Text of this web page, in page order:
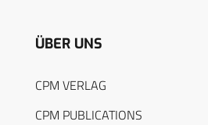
ÜBER UNS
CPM VERLAG
CPM PUBLICATIONS